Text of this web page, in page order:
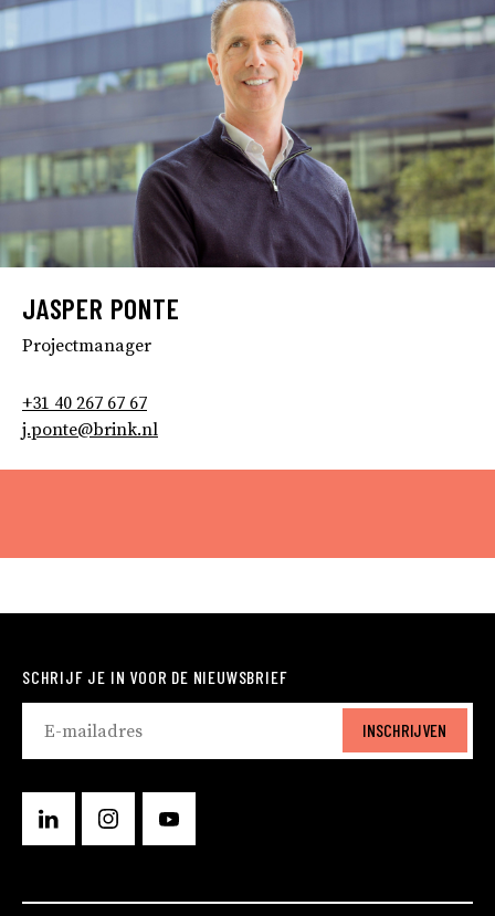
JASPER PONTE
Projectmanager
+31 40 267 67 67
j.ponte@brink.nl
SCHRIJF JE IN VOOR DE NIEUWSBRIEF
INSCHRIJVEN